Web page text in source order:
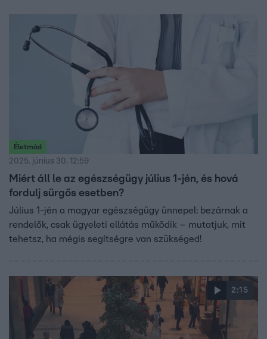
Életmód
2025. június 30. 12:59
Miért áll le az egészségügy július 1-jén, és hová
fordulj sürgős esetben?
Július 1-jén a magyar egészségügy ünnepel: bezárnak a
rendelők, csak ügyeleti ellátás működik – mutatjuk, mit
tehetsz, ha mégis segítségre van szükséged!
2:15